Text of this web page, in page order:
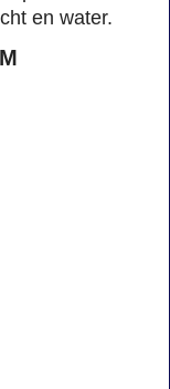
en water.